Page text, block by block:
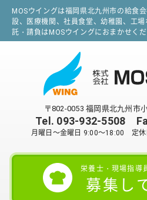
MOSウイングは福岡県北九州市の給食
設、医療機関、社員食堂、幼稚園、工
託・請負はMOSウイングにおまかせくだ
〒802-0053 福岡県北九州市
Tel. 093-932-5508
月曜日～金曜日 9:00～18:00 定休
栄養士・現場指導
募集し